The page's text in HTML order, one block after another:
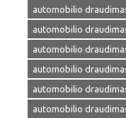
automobilio
automobilio
automobilio
automobilio
automobilio
automobilio